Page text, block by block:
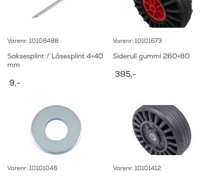
Varenr: 10108488
Saksesplint / Låsesplint 4×40
mm
9,-
Varenr: 10101673
Siderull gummi 260×80
395,-
Varenr: 10101046 Varenr: 10101412